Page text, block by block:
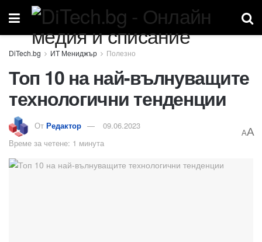
ИТ Мениджър Полезно
Топ 10 на най-вълнуващите
технологични тенденции
От Редактор
09.06.2023
Време за четене: 1 минута
AA